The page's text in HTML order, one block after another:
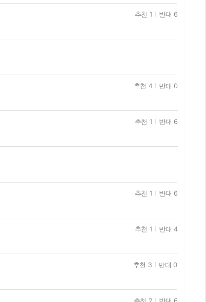
추천 1 반대 6
추천 4 반대 0
추천 1 반대 6
추천 1 반대 6
추천 1 반대 4
추천 3 반대 0